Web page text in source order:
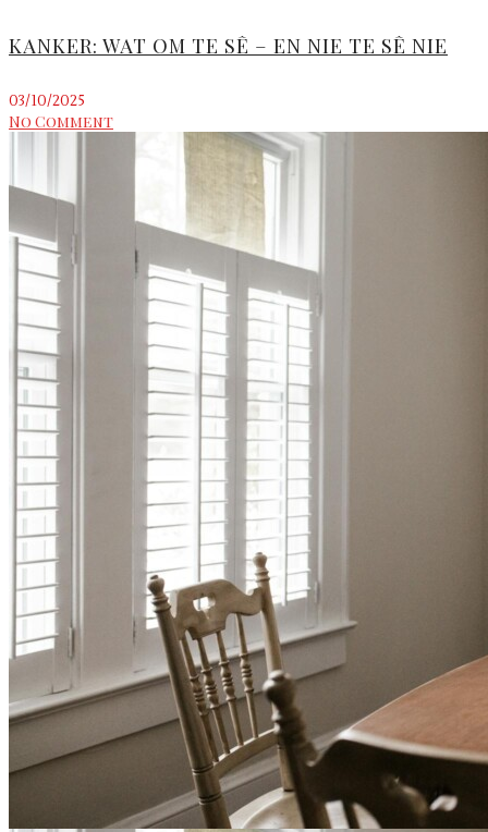
KANKER: WAT OM TE SÊ – EN NIE TE SÊ NIE
03/10/2025
No Comment